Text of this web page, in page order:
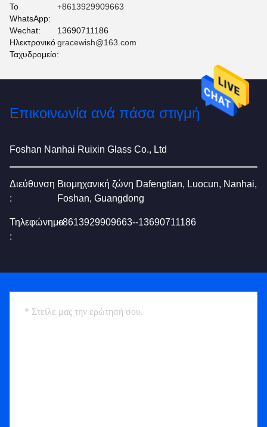
Το
WhatsApp:
+8613929909663
Wechat:
13690711186
Ηλεκτρονικό
Ταχυδρομείο:
gracewish@163.com
Επικοινωνία ανά πάσα στιγμή
Foshan Nanhai Ruixin Glass Co., Ltd
Διεύθυνση
:
Βιομηχανική ζώνη Dafengtian, Luocun, Nanhai,
Foshan, Guangdong
Τηλεφώνημα
:
+8613929909663--13690711186